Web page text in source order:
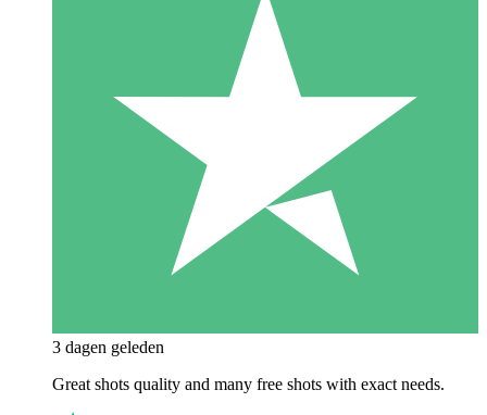
3 dagen geleden
Great shots quality and many free shots with exact needs.